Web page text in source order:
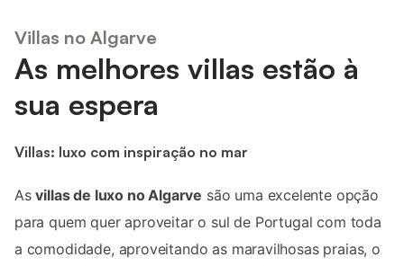
Villas no Algarve
As melhores villas estão à
sua espera
Villas: luxo com inspiração no mar
Asvillas de luxo no Algarve são uma excelente opção
para quem quer aproveitar o sul de Portugal com toda
a comodidade, aproveitando as maravilhosas praias, o